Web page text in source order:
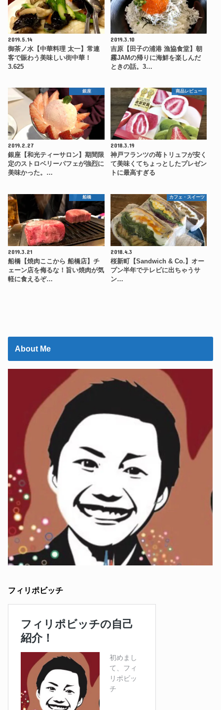
2019.5.14
御茶ノ水【中華料理 太一】常連
客で賑わう美味しい街中華！
3.625
2019.3.10
吉原【田子の浦港 漁協食堂】朝
霧JAMの帰りに海鮮を楽しんだ
ときの話。3…
銀座
2019.2.27
銀座【和光ティーサロン】期間限
定のストロベリーパフェが強烈に
美味かった。…
商品レビュー
2018.3.19
神戸フランツの苺トリュフが安く
て美味くてちょっとしたプレゼン
トに最高すぎる
船橋
2019.3.21
船橋【焼肉ここから 船橋店】チ
ェーン店を侮るな！旨い焼肉が気
軽に食えるぞ…
カフェ・スイーツ
2018.4.3
桜新町【Sandwich & Co.】オー
プン半年でテレビに出ちゃうサ
ン…
About Me
フィリポビッチ